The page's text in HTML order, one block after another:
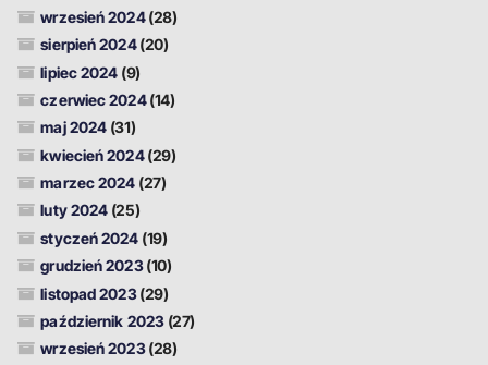
wrzesień 2024(28)
sierpień 2024(20)
lipiec 2024 (9)
czerwiec 2024(14)
maj 2024 (31)
kwiecień 2024(29)
marzec 2024 (27)
luty 2024 (25)
styczeń 2024 (19)
grudzień 2023(10)
listopad 2023(29)
październik 2023(27)
wrzesień 2023(28)